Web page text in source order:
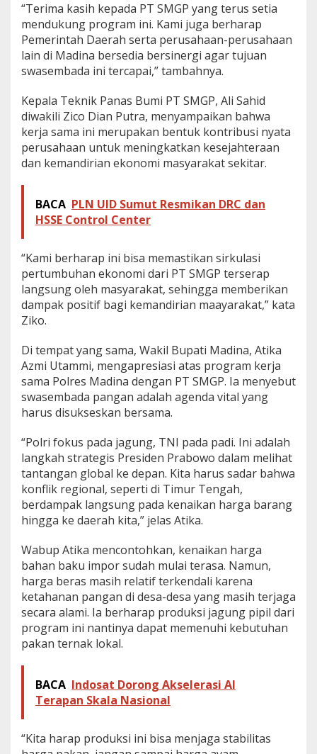
“Terima kasih kepada PT SMGP yang terus setia
mendukung program ini. Kami juga berharap
Pemerintah Daerah serta perusahaan-perusahaan
lain di Madina bersedia bersinergi agar tujuan
swasembada ini tercapai,” tambahnya.
Kepala Teknik Panas Bumi PT SMGP, Ali Sahid
diwakili Zico Dian Putra, menyampaikan bahwa
kerja sama ini merupakan bentuk kontribusi nyata
perusahaan untuk meningkatkan kesejahteraan
dan kemandirian ekonomi masyarakat sekitar.
BACA PLN UID Sumut Resmikan DRC dan
HSSE Control Center
“Kami berharap ini bisa memastikan sirkulasi
pertumbuhan ekonomi dari PT SMGP terserap
langsung oleh masyarakat, sehingga memberikan
dampak positif bagi kemandirian maayarakat,” kata
Ziko.
Di tempat yang sama, Wakil Bupati Madina, Atika
Azmi Utammi, mengapresiasi atas program kerja
sama Polres Madina dengan PT SMGP. Ia menyebut
swasembada pangan adalah agenda vital yang
harus disukseskan bersama.
“Polri fokus pada jagung, TNI pada padi. Ini adalah
langkah strategis Presiden Prabowo dalam melihat
tantangan global ke depan. Kita harus sadar bahwa
konflik regional, seperti di Timur Tengah,
berdampak langsung pada kenaikan harga barang
hingga ke daerah kita,” jelas Atika.
Wabup Atika mencontohkan, kenaikan harga
bahan baku impor sudah mulai terasa. Namun,
harga beras masih relatif terkendali karena
ketahanan pangan di desa-desa yang masih terjaga
secara alami. Ia berharap produksi jagung pipil dari
program ini nantinya dapat memenuhi kebutuhan
pakan ternak lokal.
BACA Indosat Dorong Akselerasi Al
Terapan Skala Nasional
“Kita harap produksi ini bisa menjaga stabilitas